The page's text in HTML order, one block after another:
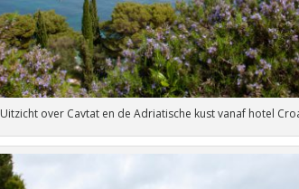
Uitzicht over Cavtat en de Adriatische kust vanaf hotel